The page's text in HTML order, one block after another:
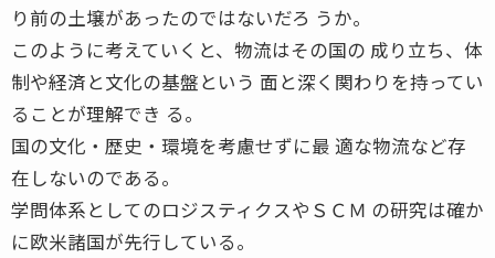
り前の土壌があったのではないだろ うか。
このように考えていくと、物流はその国の 成り立ち、体
制や経済と文化の基盤という 面と深く関わりを持ってい
ることが理解でき る。
国の文化・歴史・環境を考慮せずに最 適な物流など存
在しないのである。
学問体系としてのロジスティクスやＳＣＭ の研究は確か
に欧米諸国が先行している。